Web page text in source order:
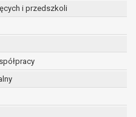
i przedszkoli
dane dotyczą, wniosła
przetwarzania
danych
która jest podstawą
danych i nie ma innej